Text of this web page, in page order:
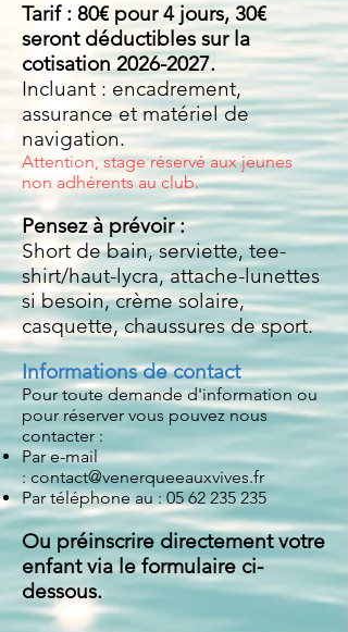
Tarif : 80€ pour 4 jours, 30€
seront déductibles sur la
cotisation2026-2027.
Incluant : encadrement,
assurance et matériel de
navigation.
Attention, stage réservé aux jeunes
non adhérents au club.
Pensez à prévoir :
Short de bain, serviette, tee-
shirt/haut-lycra, attache-lunettes
si besoin, crème solaire,
casquette, chaussures de sport.
Informations de contact
Pour toute demande d'information ou
pour réserver vous pouvez nous
contacter :
Par e-mail
:contact@venerqueeauxvives.fr
Par téléphone au :05 62 235 235
Ou préinscrire directement votre
enfant via le formulaire ci-
dessous.